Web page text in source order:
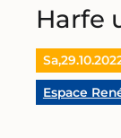
Harfe
Sa,
Espace